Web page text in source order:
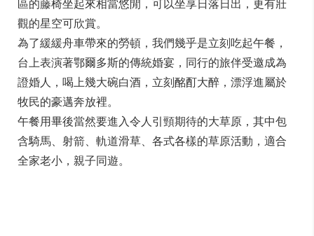
區的藤椅坐起來相當悠閒，可以坐享日落日出， 更有壯
觀的星空可欣賞。
為了緩緩舟車帶來的勞頓，我們幾乎是立刻吃起午餐，
台上表演著鄂爾多斯的傳統婚宴，同行的旅伴受邀成為
證婚人， 喝上幾大碗白酒，立刻酩酊大醉，漂浮進屬於
牧民的豪邁奔放裡。
午餐用畢後當然要進入令人引頸期待的大草原，其中包
含騎馬、 射箭、軌道滑草、各式各樣的草原活動，適合
全家老小，親子同遊。